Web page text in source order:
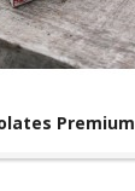
Premium